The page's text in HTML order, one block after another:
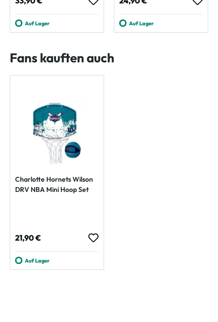
Auf Lager Auf Lager
Fans kauften auch
Charlotte Hornets Wilson
DRV NBA Mini Hoop Set
Regulärer Preis:
21,90 €
Auf Lager